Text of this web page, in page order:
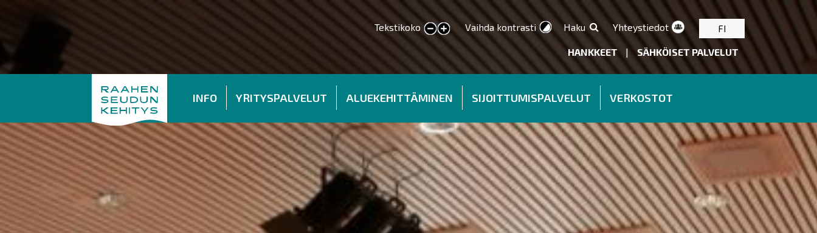
Tekstikoko
smaller text
larger text Vaihda kontrasti Haku Yhteystiedot FI
HANKKEET | SÄHKÖISET PALVELUT
INFO YRITYSPALVELUT ALUEKEHITTÄMINEN SIJOITTUMISPALVELUT VERKOSTOT